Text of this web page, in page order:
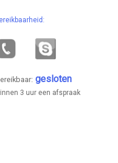
gesloten
3 uur een afspraak